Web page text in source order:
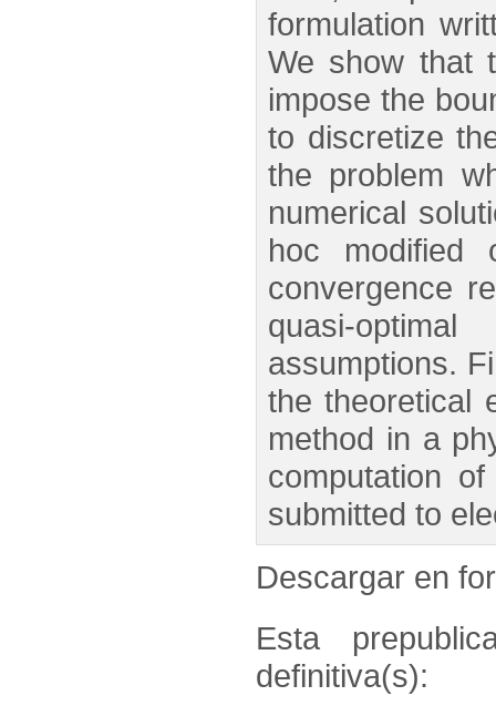
formulation
We show that
impose the
to discretize
the problem
numerical
hoc
convergence
quasi-
assumptions.
the theoretical
method in a
computation
submitted to
Descargar en
Esta
definitiva(s):